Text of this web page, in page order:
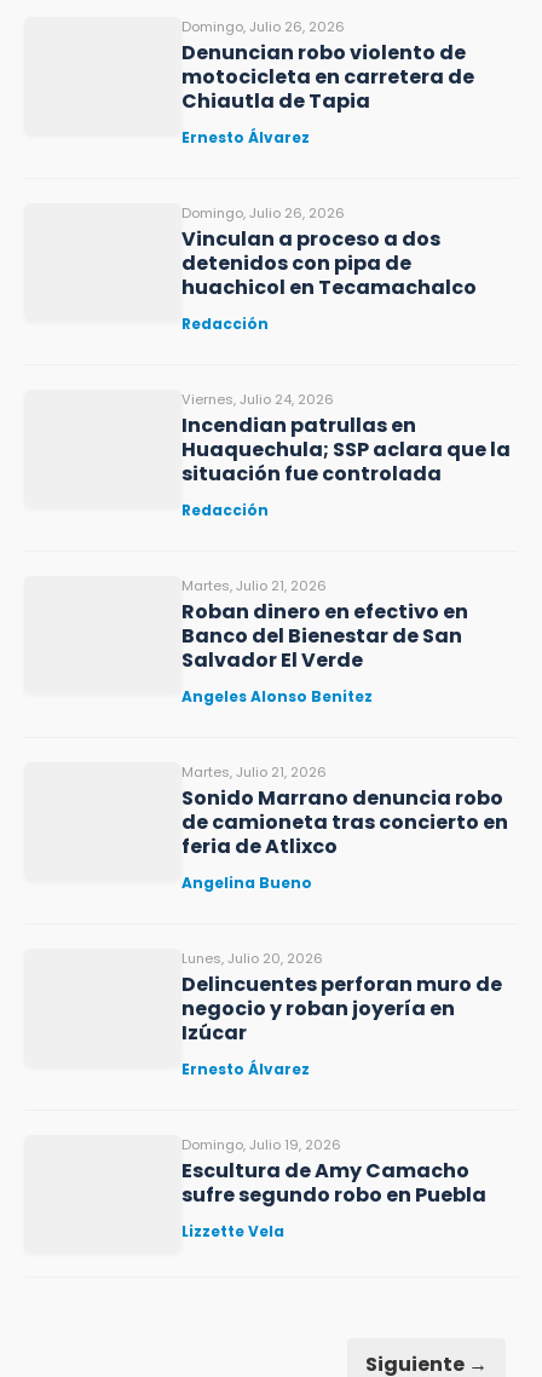
Domingo, Julio 26, 2026
Denuncian robo violento de
motocicleta en carretera de
Chiautla de Tapia
Ernesto Álvarez
Domingo, Julio 26, 2026
Vinculan a proceso a dos
detenidos con pipa de
huachicol en Tecamachalco
Redacción
Viernes, Julio 24, 2026
Incendian patrullas en
Huaquechula; SSP aclara que la
situación fue controlada
Redacción
Martes, Julio 21, 2026
Roban dinero en efectivo en
Banco del Bienestar de San
Salvador El Verde
Angeles Alonso Benitez
Martes, Julio 21, 2026
Sonido Marrano denuncia robo
de camioneta tras concierto en
feria de Atlixco
Angelina Bueno
Lunes, Julio 20, 2026
Delincuentes perforan muro de
negocio y roban joyería en
Izúcar
Ernesto Álvarez
Domingo, Julio 19, 2026
Escultura de Amy Camacho
sufre segundo robo en Puebla
Lizzette Vela
Siguiente →